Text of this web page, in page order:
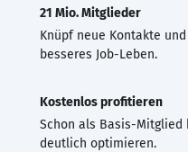
21 Mio. Mitglieder
Knüpf neue Kontakte
besseres Job-Leben.
Kostenlos profitieren
Schon als Basis-Mitglied
deutlich optimieren.